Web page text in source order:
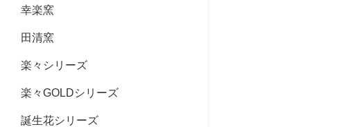
幸楽窯
田清窯
楽々シリーズ
楽々GOLDシリーズ
誕生花シリーズ